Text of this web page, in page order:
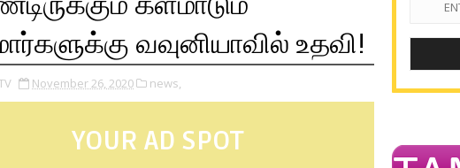
வவுனியாவில் உதவி!
November 26, 2020 news,
YOUR AD SPOT